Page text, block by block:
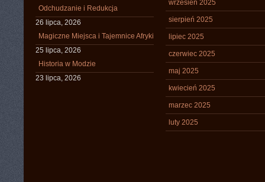
Odchudzanie i Redukcja
26 lipca, 2026
Magiczne Miejsca i Tajemnice Afryki
25 lipca, 2026
Historia w Modzie
23 lipca, 2026
wrzesień 2025
sierpień 2025
lipiec 2025
czerwiec 2025
maj 2025
kwiecień 2025
marzec 2025
luty 2025